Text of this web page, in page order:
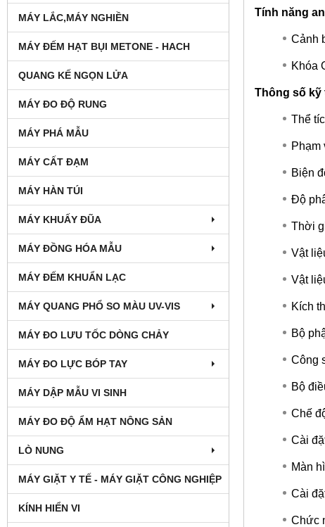
MÁY LẮC,MÁY NGHIỀN
MÁY ĐẾM HẠT BỤI METONE - HACH
QUANG KẾ NGỌN LỬA
MÁY ĐO ĐỘ RUNG
MÁY PHÁ MẪU
MÁY CẤT ĐẠM
MÁY HÀN TÚI
MÁY KHUẤY ĐŨA
MÁY ĐỒNG HÓA MẪU
MÁY ĐẾM KHUẨN LẠC
MÁY QUANG PHỔ SO MÀU UV-VIS
MÁY ĐO LƯU TỐC DÒNG CHẢY
MÁY ĐO LỰC BÓP TAY
MÁY DẬP MẪU VI SINH
MÁY ĐO ĐỘ ẨM HẠT NÔNG SẢN
LÒ NUNG
MÁY GIẶT Y TẾ - MÁY GIẶT CÔNG NGHIỆP
KÍNH HIỂN VI
Tính năng
Cảnh
Khóa
Thông số kỹ
Thể
Phạm
Biện
Độ
Thời
Vật
Vật
Kích
Bộ
Công
Bộ
Chế
Cài
Màn
Cài
Chức